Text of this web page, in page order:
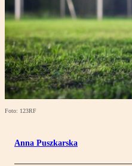
Foto: 123RF
Anna Puszkarska